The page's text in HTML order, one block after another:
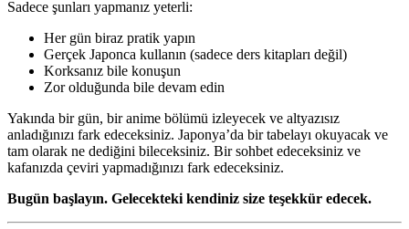
Sadece şunları yapmanız yeterli:
Her gün biraz pratik yapın
Gerçek Japonca kullanın (sadece ders kitapları değil)
Korksanız bile konuşun
Zor olduğunda bile devam edin
Yakında bir gün, bir anime bölümü izleyecek ve altyazısız
anladığınızı fark edeceksiniz. Japonya’da bir tabelayı okuyacak ve
tam olarak ne dediğini bileceksiniz. Bir sohbet edeceksiniz ve
kafanızda çeviri yapmadığınızı fark edeceksiniz.
Bugün başlayın. Gelecekteki kendiniz size teşekkür edecek.